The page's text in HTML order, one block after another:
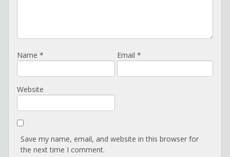
Name * Email *
Website
Save my name, email, and website in this browser for
the next time I comment.